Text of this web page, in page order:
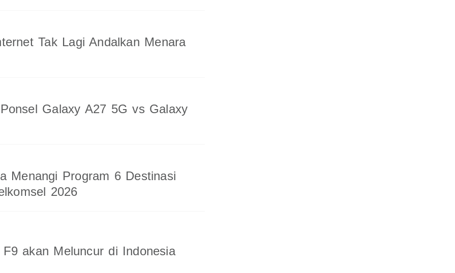
Tak Lagi Andalkan Menara
Galaxy A27 5G vs Galaxy
Menangi Program 6 Destinasi
2026
akan Meluncur di Indonesia